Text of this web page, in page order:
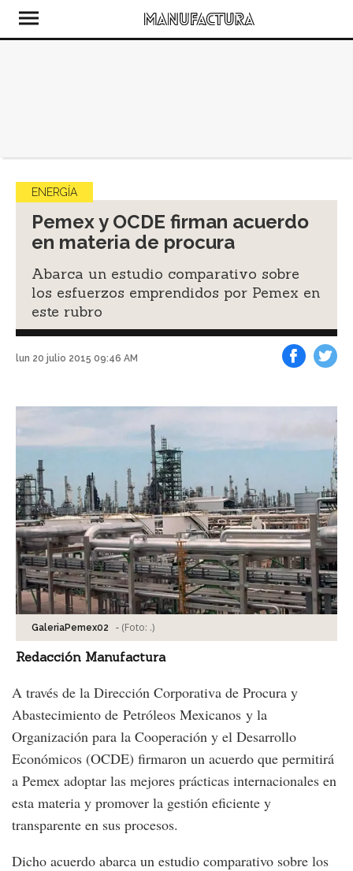
ENERGÍA
Pemex y OCDE firman acuerdo
en materia de procura
Abarca un estudio comparativo sobre
los esfuerzos emprendidos por Pemex en
este rubro
lun 20 julio 2015 09:46 AM
GaleriaPemex02 - (Foto: .)
Redacción Manufactura
A través de la Dirección Corporativa de Procura y
Abastecimiento de Petróleos Mexicanos y la
Organización para la Cooperación y el Desarrollo
Económicos (OCDE) firmaron un acuerdo que permitirá
a Pemex adoptar las mejores prácticas internacionales en
esta materia y promover la gestión eficiente y
transparente en sus procesos.
Dicho acuerdo abarca un estudio comparativo sobre los